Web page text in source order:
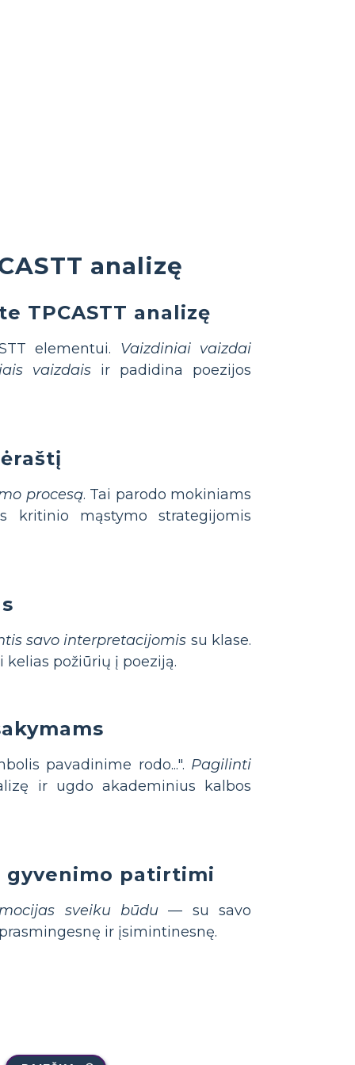
analizę
TPCASTT analizę
elementui. Vaizdiniai vaizdai
vaizdaisir padidina poezijos
procesą. Tai parodo mokiniams
mąstymo strategijomis
savo interpretacijomis su klase.
požiūrių į poeziją.
pavadinime rodo...". Pagilinti
ir ugdo akademinius kalbos
gyvenimo patirtimi
sveiku būdu — su savo
ir įsimintinesnę.